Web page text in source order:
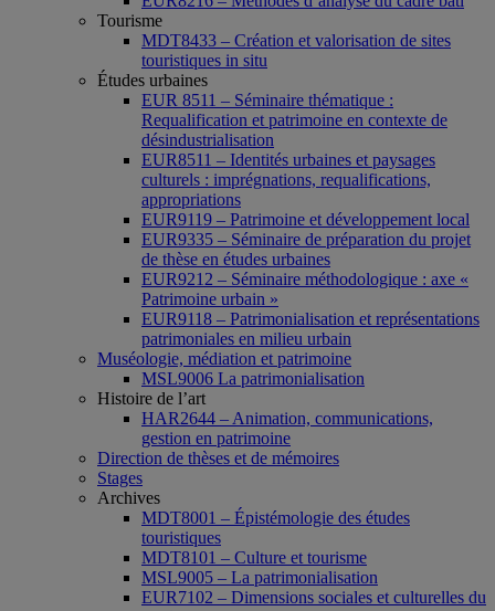
Tourisme
MDT8433 – Création et valorisation de sites
touristiques in situ
Études urbaines
EUR 8511 – Séminaire thématique :
Requalification et patrimoine en contexte de
désindustrialisation
EUR8511 – Identités urbaines et paysages
culturels : imprégnations, requalifications,
appropriations
EUR9119 – Patrimoine et développement local
EUR9335 – Séminaire de préparation du projet
de thèse en études urbaines
EUR9212 – Séminaire méthodologique : axe «
Patrimoine urbain »
EUR9118 – Patrimonialisation et représentations
patrimoniales en milieu urbain
Muséologie, médiation et patrimoine
MSL9006 La patrimonialisation
Histoire de l’art
HAR2644 – Animation, communications,
gestion en patrimoine
Direction de thèses et de mémoires
Stages
Archives
MDT8001 – Épistémologie des études
touristiques
MDT8101 – Culture et tourisme
MSL9005 – La patrimonialisation
EUR7102 – Dimensions sociales et culturelles du